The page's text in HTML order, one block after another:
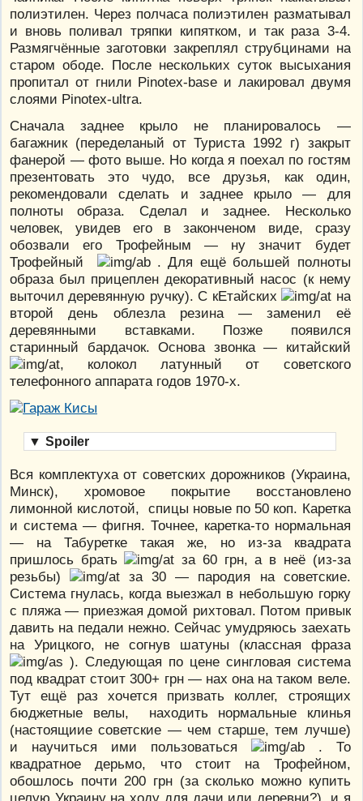
полиэтилен. Через полчаса полиэтилен разматывал
и вновь поливал тряпки кипятком, и так раза 3-4.
Размягчённые заготовки закреплял струбцинами на
старом ободе. После нескольких суток высыхания
пропитал от гнили Pinotex-base и лакировал двумя
слоями Pinotex-ultra.
Сначала заднее крыло не планировалось —
багажник (переделаный от Туриста 1992 г) закрыт
фанерой — фото выше. Но когда я поехал по гостям
презентовать это чудо, все друзья, как один,
рекомендовали сделать и заднее крыло — для
полноты образа. Сделал и заднее. Несколько
человек, увидев его в законченом виде, сразу
обозвали его Трофейным — ну значит будет
Трофейный
. Для ещё большей полноты
образа был прицеплен декоративный насос (к нему
выточил деревянную ручку). С кЕтайских
на
второй день облезла резина — заменил её
деревянными вставками. Позже появился
старинный бардачок. Основа звонка — китайский
, колокол латунный от советского
телефонного аппарата годов 1970-х.
▼ Spoiler
Вся комплектуха от советских дорожников (Украина,
Минск), хромовое покрытие восстановлено
лимонной кислотой, спицы новые по 50 коп. Каретка
и система — фигня. Точнее, каретка-то нормальная
— на Табуретке такая же, но из-за квадрата
пришлось брать
за 60 грн, а в неё (из-за
резьбы)
за 30 — пародия на советские.
Система гнулась, когда выезжал в небольшую горку
с пляжа — приезжая домой рихтовал. Потом привык
давить на педали нежно. Сейчас умудряюсь заехать
на Урицкого, не согнув шатуны (классная фраза
). Следующая по цене сингловая система
под квадрат стоит 300+ грн — нах она на таком веле.
Тут ещё раз хочется призвать коллег, строящих
бюджетные велы, находить нормальные клинья
(настоящиие советские — чем старше, тем лучше)
и научиться ими пользоваться
. То
квадратное дерьмо, что стоит на Трофейном,
обошлось почти 200 грн (за сколько можно купить
целую Украину на ходу для дачи или деревни?), и я